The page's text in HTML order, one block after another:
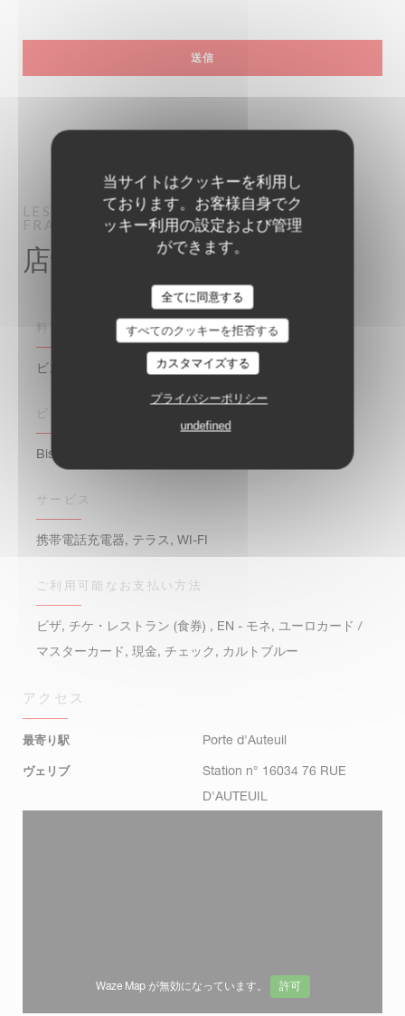
当サイトはクッキーを利用し
ております。お客様自身でク
ッキー利用の設定および管理
ができます。
全てに同意する
すべてのクッキーを拒否する
カスタマイズする
プライバシーポリシー
undefined
LES DEUX STATIONS
BISTRO / CUISINE
FRANÇAISE / TERRASSEPARIS
店舗情報
料理
ビストロアウグスニャート, 伝統的なフランス語
ビジネスタイプ
Bistro / Cuisine française / Terrasse
サービス
携帯電話充電器, テラス, WI-FI
ご利用可能なお支払い方法
ビザ, チケ・レストラン (食券) , EN - モネ, ユーロカード /
マスターカード, 現金, チェック, カルトブルー
アクセス
最寄り駅 Porte d'Auteuil
ヴェリブ
Station n° 16034 76 RUE
D'AUTEUIL
Waze Map が無効になっています。 許可